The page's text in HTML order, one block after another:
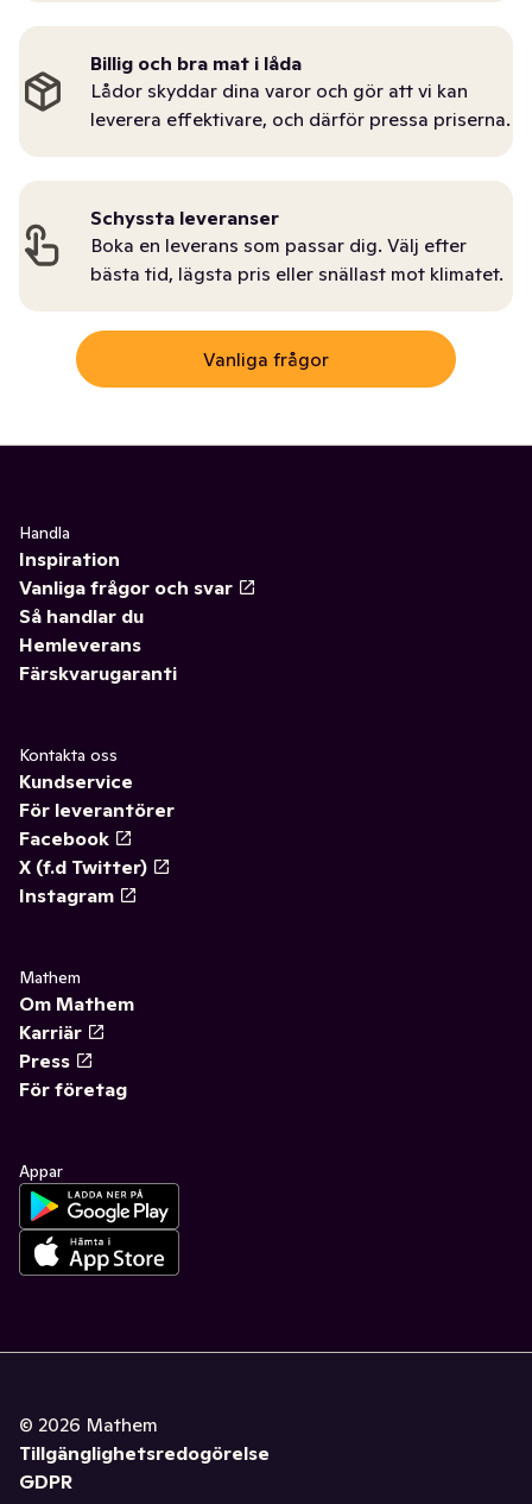
Billig och bra mat i låda
Lådor skyddar dina varor och gör att vi kan
leverera effektivare, och därför pressa priserna.
Schyssta leveranser
Boka en leverans som passar dig. Välj efter
bästa tid, lägsta pris eller snällast mot klimatet.
Vanliga frågor
Handla
Inspiration
Vanliga frågor och svar
Så handlar du
Hemleverans
Färskvarugaranti
Kontakta oss
Kundservice
För leverantörer
Facebook
X (f.d Twitter)
Instagram
Mathem
Om Mathem
Karriär
Press
För företag
Appar
© 2026 Mathem
Tillgänglighetsredogörelse
GDPR